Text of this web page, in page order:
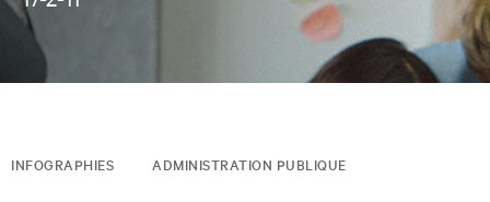
INFOGRAPHIES ADMINISTRATION PUBLIQUE